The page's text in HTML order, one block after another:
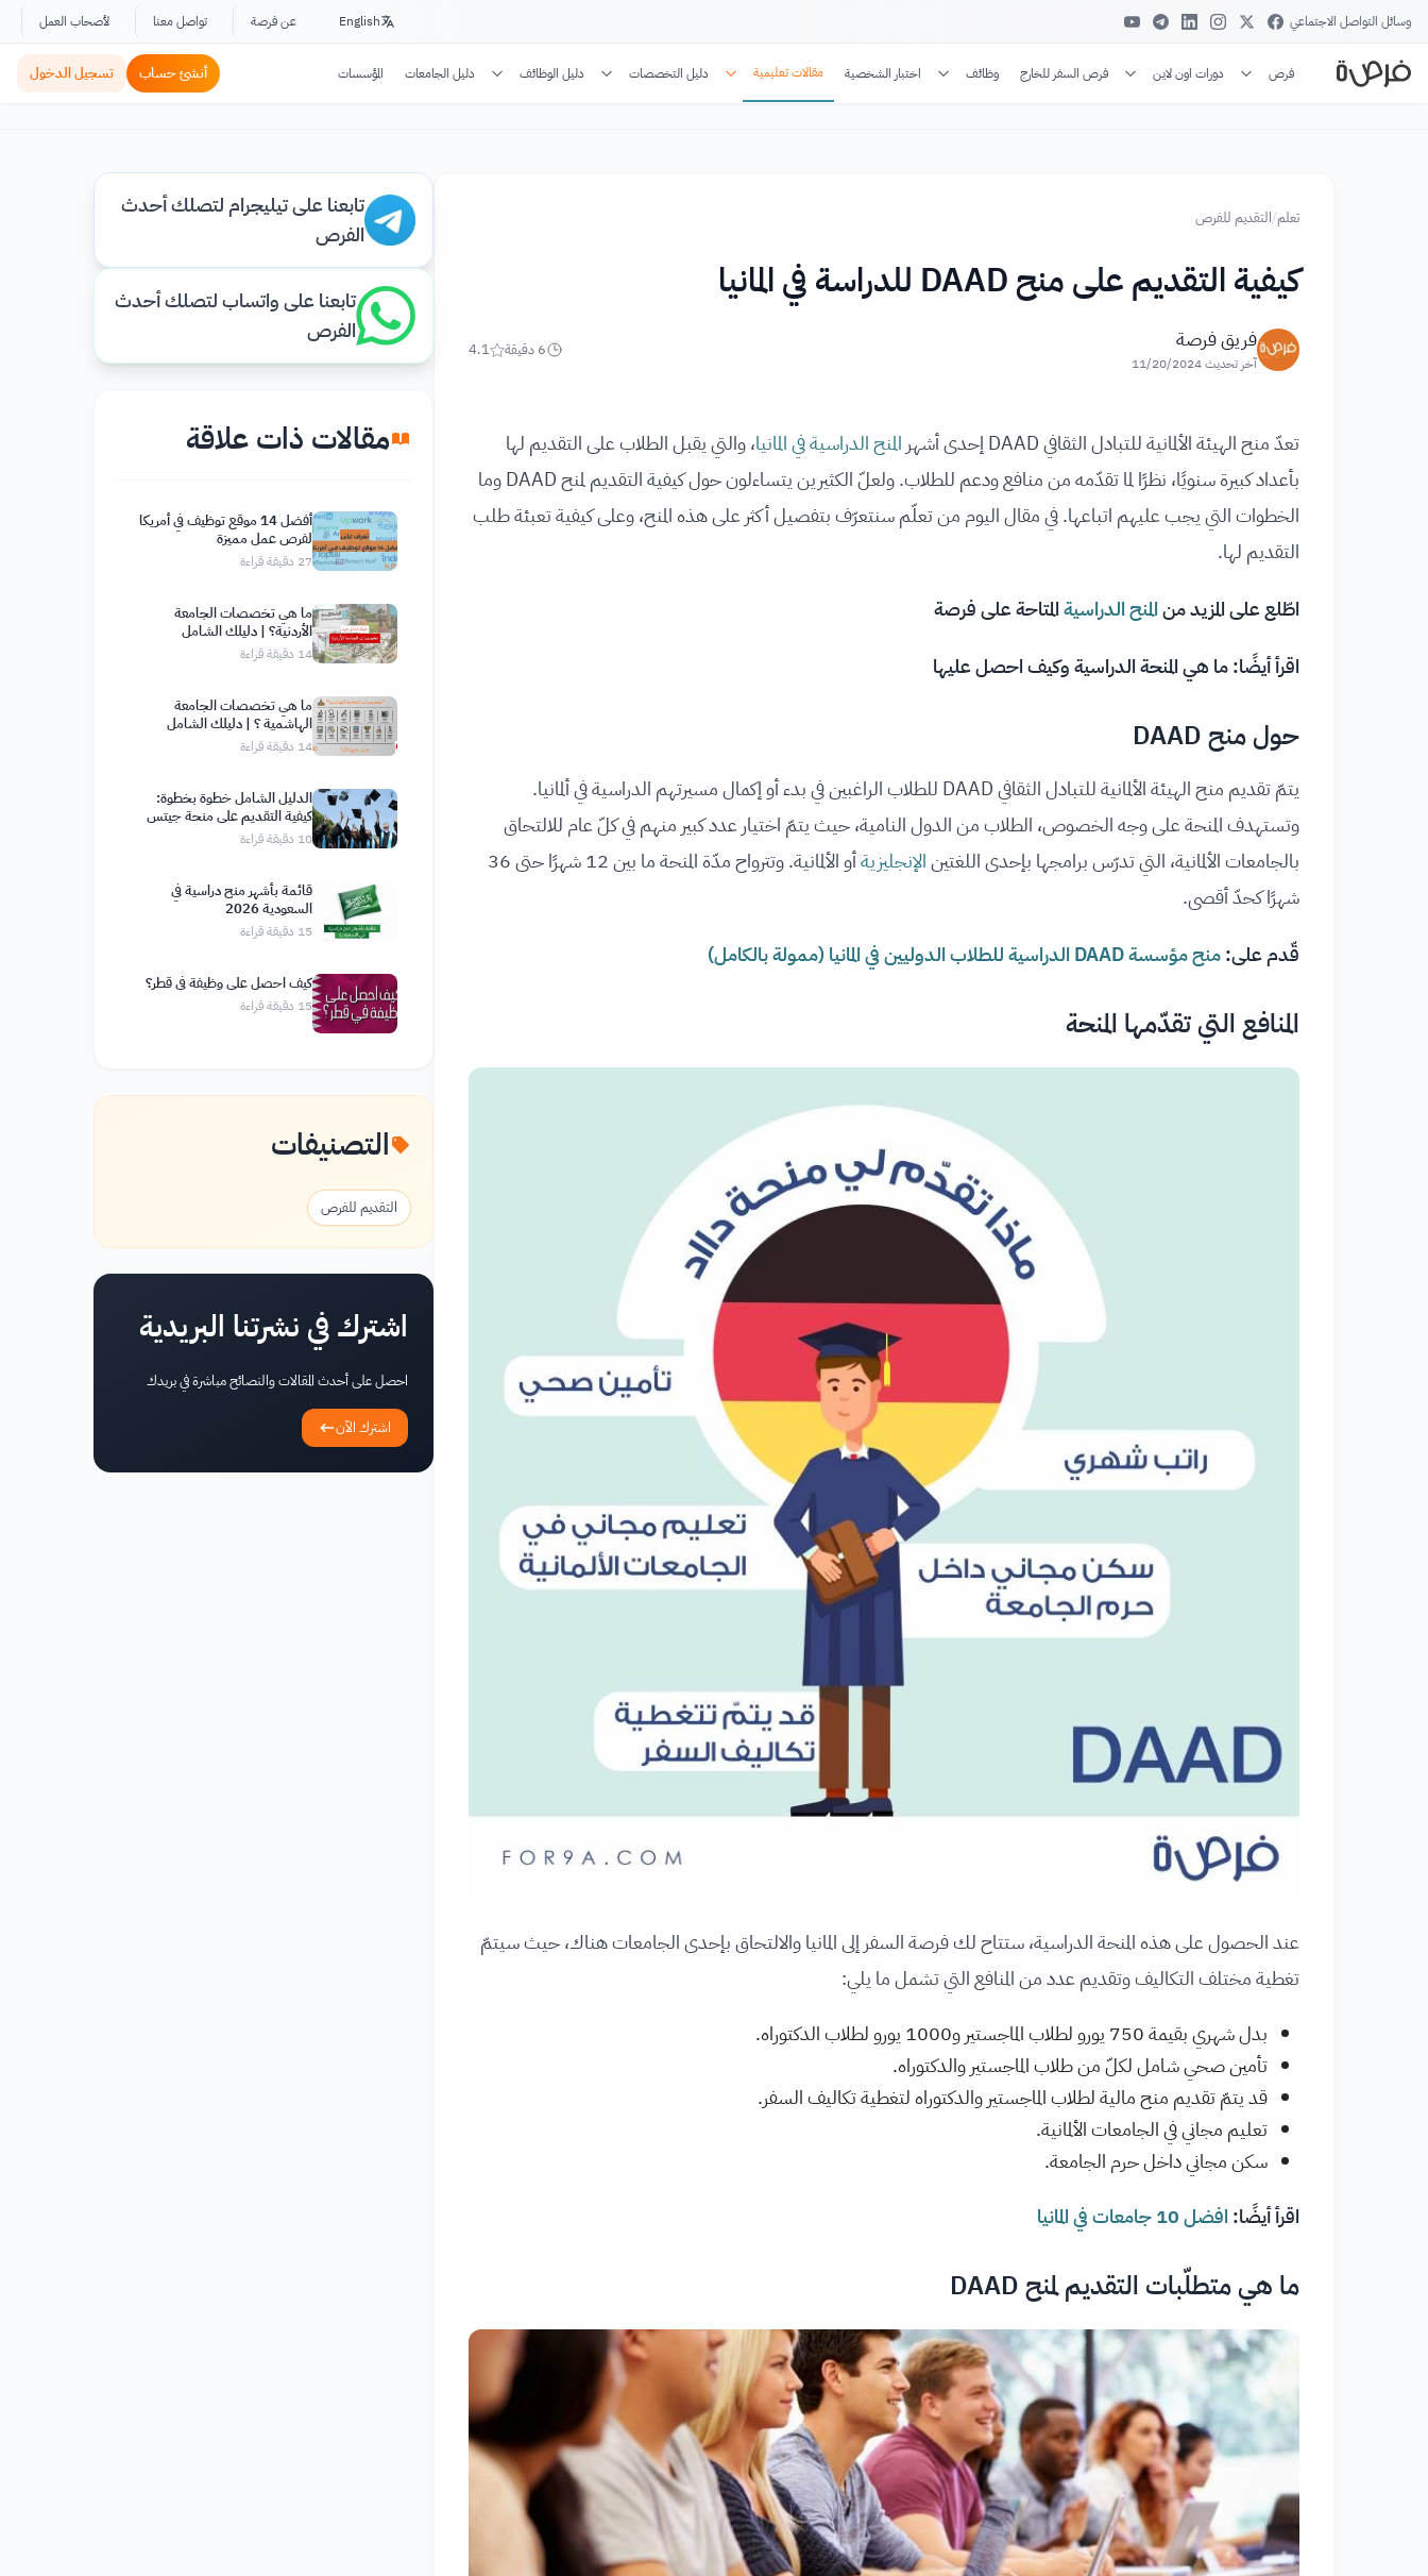
وسائل التواصل الاجتماعي English عن فرصة تواصل معنا لأصحاب العمل
فرص دورات اون لاين فرص السفر للخارج وظائف اختبار الشخصية مقالات تعليمية دليل التخصصات دليل الوظائف دليل الجامعات المؤسسات أنشئ حساب تسجيل الدخول
تعلم/التقديم للفرص
كيفية التقديم على منح DAAD للدراسة في المانيا
فريق فرصة
آخر تحديث11/20/2024
6 دقيقة 4.1
تعدّ منح الهيئة الألمانية للتبادل الثقافي DAAD إحدى أشهر المنح الدراسية في المانيا، والتي يقبل الطلاب على التقديم لها
بأعداد كبيرة سنويًا، نظرًا لما تقدّمه من منافع ودعم للطلاب. ولعلّ الكثيرين يتساءلون حول كيفية التقديم لمنح DAAD وما
الخطوات التي يجب عليهم اتباعها. في مقال اليوم من تعلّم سنتعرّف بتفصيل أكثر على هذه المنح، وعلى كيفية تعبئة طلب
التقديم لها.
اطّلع على المزيد منالمنح الدراسيةالمتاحة على فرصة
اقرأ أيضًا:ما هي المنحة الدراسية وكيف احصل عليها
حول منح DAAD
يتمّ تقديم منح الهيئة الألمانية للتبادل الثقافي DAAD للطلاب الراغبين في بدء أو إكمال مسيرتهم الدراسية في ألمانيا.
وتستهدف المنحة على وجه الخصوص، الطلاب من الدول النامية، حيث يتمّ اختيار عدد كبير منهم في كلّ عام للالتحاق
بالجامعات الألمانية، التي تدرّس برامجها بإحدى اللغتينالإنجليزية
أو الألمانية. وتترواح مدّة المنحة ما بين 12 شهرًا حتى 36
شهرًا كحدّ أقصى.
قّدم على:منح مؤسسة DAAD الدراسية للطلاب الدوليين في المانيا (ممولة بالكامل)
المنافع التي تقدّمها المنحة
عند الحصول على هذه المنحة الدراسية، ستتاح لك فرصة السفر إلى المانيا والالتحاق بإحدى الجامعات هناك، حيث سيتمّ
تغطية مختلف التكاليف وتقديم عدد من المنافع التي تشمل ما يلي:
بدل شهري بقيمة 750 يورو لطلاب الماجستير و1000 يورو لطلاب الدكتوراه.
تأمين صحي شامل لكلّ من طلاب الماجستير والدكتوراه.
قد يتمّ تقديم منح مالية لطلاب الماجستير والدكتوراه لتغطية تكاليف السفر.
تعليم مجاني في الجامعات الألمانية.
سكن مجاني داخل حرم الجامعة.
اقرأ أيضًا: افضل 10 جامعات في المانيا
ما هي متطلّبات التقديم لمنح DAAD
تابعنا على تيليجرام لتصلك أحدث
الفرص
تابعنا على واتساب لتصلك أحدث
الفرص
مقالات ذات علاقة
أفضل 14 موقع توظيف في أمريكا
لفرص عمل مميزة
27 دقيقة قراءة
ما هي تخصصات الجامعة
الأردنية؟ | دليلك الشامل
14 دقيقة قراءة
ما هي تخصصات الجامعة
الهاشمية ؟ | دليلك الشامل
14 دقيقة قراءة
الدليل الشامل خطوة بخطوة:
كيفية التقديم على منحة جيتس
كامبريدج
10 دقيقة قراءة
قائمة بأشهر منح دراسية في
السعودية 2026
15 دقيقة قراءة
كيف احصل على وظيفة في قطر؟
15 دقيقة قراءة
التصنيفات
التقديم للفرص
اشترك في نشرتنا البريدية
احصل على أحدث المقالات والنصائح مباشرة في بريدك
اشترك الآن